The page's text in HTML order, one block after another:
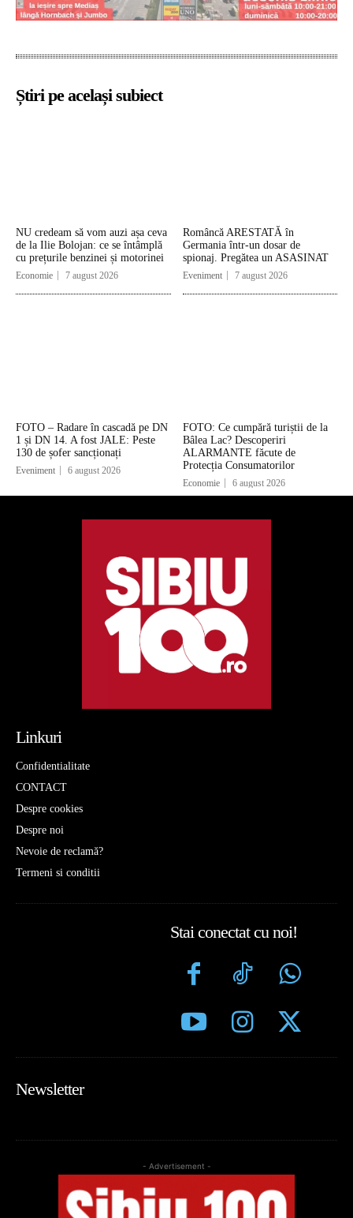
Știri pe același subiect
NU credeam să vom auzi așa ceva
de la Ilie Bolojan: ce se întâmplă
cu prețurile benzinei și motorinei
Economie 7 august 2026
Româncă ARESTATĂ în
Germania într-un dosar de
spionaj. Pregătea un ASASINAT
Eveniment 7 august 2026
FOTO – Radare în cascadă pe DN
1 și DN 14. A fost JALE: Peste
130 de șofer sancționați
Eveniment 6 august 2026
FOTO: Ce cumpără turiștii de la
Bâlea Lac? Descoperiri
ALARMANTE făcute de
Protecția Consumatorilor
Economie 6 august 2026
Linkuri
Confidentialitate
CONTACT
Despre cookies
Despre noi
Nevoie de reclamă?
Termeni si conditii
Stai conectat cu noi!
Newsletter
- Advertisement -